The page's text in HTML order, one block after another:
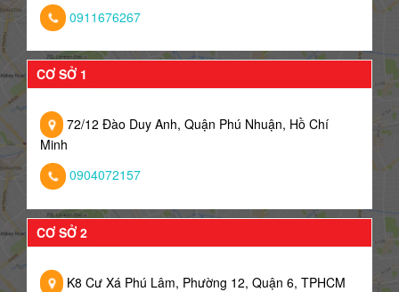
0911676267
CƠ SỞ 1
72/12 Đào Duy Anh, Quận Phú Nhuận, Hồ Chí
Minh
0904072157
CƠ SỞ 2
K8 Cư Xá Phú Lâm, Phường 12, Quận 6, TPHCM